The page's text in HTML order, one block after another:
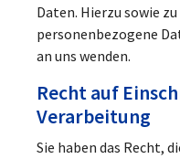
Daten. Hierzu sowie
personenbezogene
an uns wenden.
Recht auf
Verarbeitung
Sie haben das Recht,